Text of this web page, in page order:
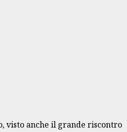
visto anche il grande riscontro